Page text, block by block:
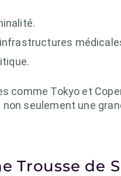
comme Tokyo et
seulement une
Trousse de